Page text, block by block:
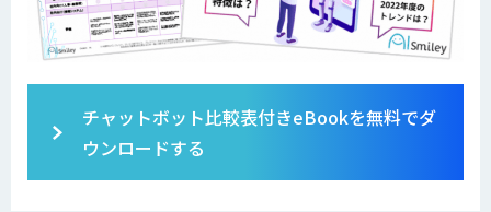
チャットボット比較表付きeBookを無料でダ
ウンロードする